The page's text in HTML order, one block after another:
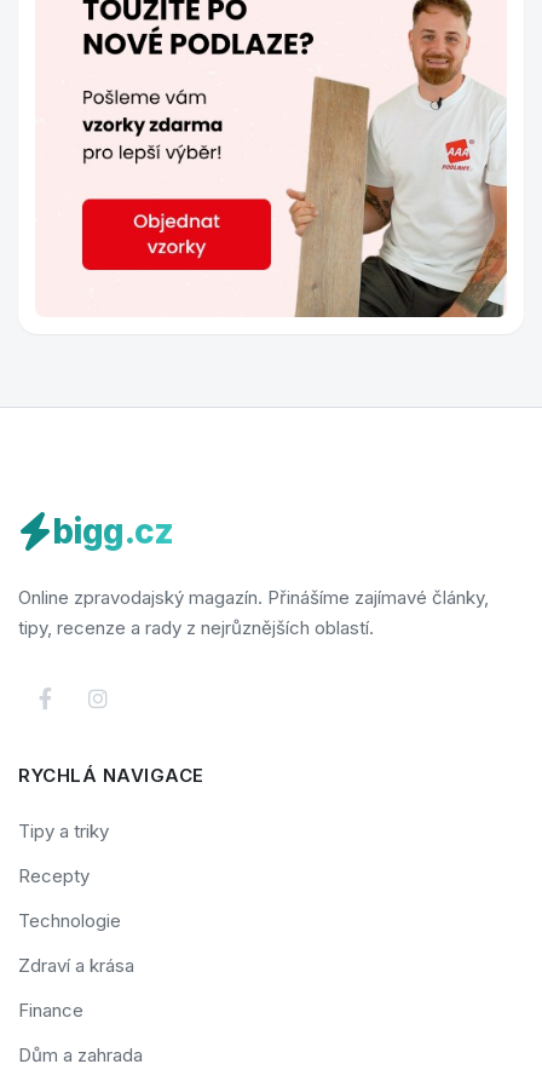
bigg.cz
Online zpravodajský magazín. Přinášíme zajímavé články,
tipy, recenze a rady z nejrůznějších oblastí.
RYCHLÁ NAVIGACE
Tipy a triky
Recepty
Technologie
Zdraví a krása
Finance
Dům a zahrada